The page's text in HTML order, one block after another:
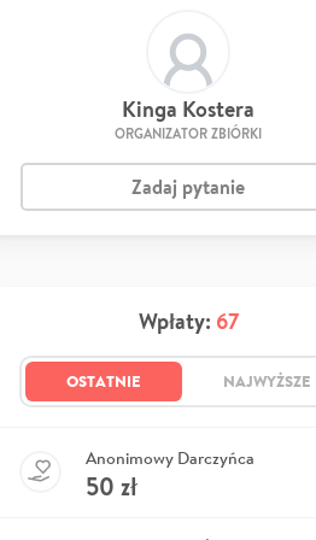
Kinga Kostera
ORGANIZATOR ZBIÓRKI
Zadaj pytanie
Wpłaty: 67
OSTATNIE NAJWYŻSZE
Anonimowy Darczyńca
50 zł